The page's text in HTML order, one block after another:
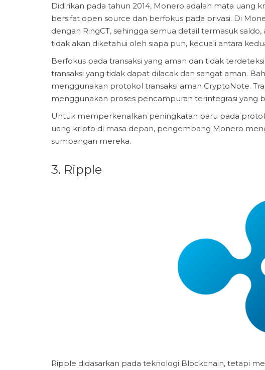
Didirikan pada tahun 2014, Monero adalah mata uang
bersifat open source dan berfokus pada privasi. Di
dengan RingCT, sehingga semua detail termasuk
tidak akan diketahui oleh siapa pun, kecuali antara
Berfokus pada transaksi yang aman dan tidak
transaksi yang tidak dapat dilacak dan sangat aman.
menggunakan protokol transaksi aman CryptoNote.
menggunakan proses pencampuran terintegrasi yang
Untuk memperkenalkan peningkatan baru pada
uang kripto di masa depan, pengembang Monero
sumbangan mereka.
3. Ripple
Ripple didasarkan pada teknologi Blockchain, tetapi